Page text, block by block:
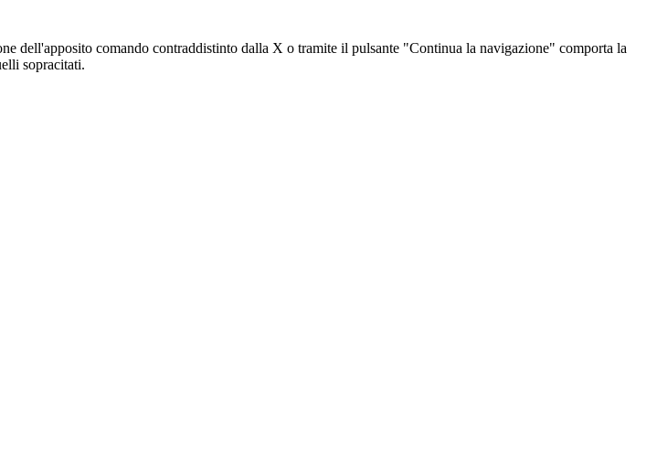
dell'apposito comando contraddistinto dalla X o tramite il pulsante "Continua la navigazione" comporta la
sopracitati.